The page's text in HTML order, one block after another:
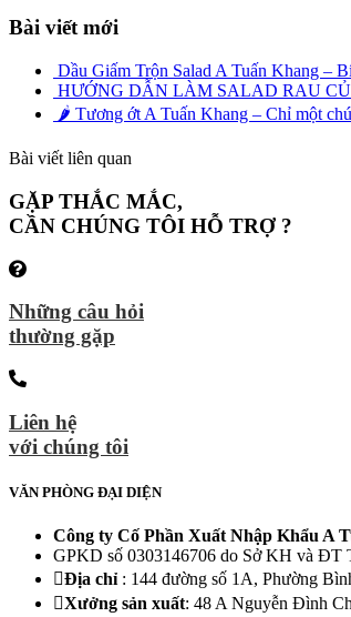
Bài viết mới
Dầu Giấm Trộn Salad A Tuấn Khang –
HƯỚNG DẪN LÀM SALAD RAU
🌶️ Tương ớt A Tuấn Khang – Chỉ một
Bài viết liên quan
GẶP THẮC MẮC,
CẦN CHÚNG TÔI HỖ TRỢ ?
Những câu hỏi
thường gặp
Liên hệ
với chúng tôi
VĂN PHÒNG ĐẠI DIỆN
Công ty Cố Phần Xuất Nhập Khẩu A
GPKD số 0303146706 do Sở KH và ĐT
Địa chỉ : 144 đường số 1A, Phường
Xưởng sản xuất: 48 A Nguyễn Đình